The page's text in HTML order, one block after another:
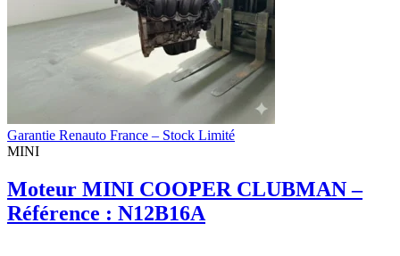
Garantie Renauto France – Stock Limité
MINI
Moteur MINI COOPER CLUBMAN –
Référence : N12B16A